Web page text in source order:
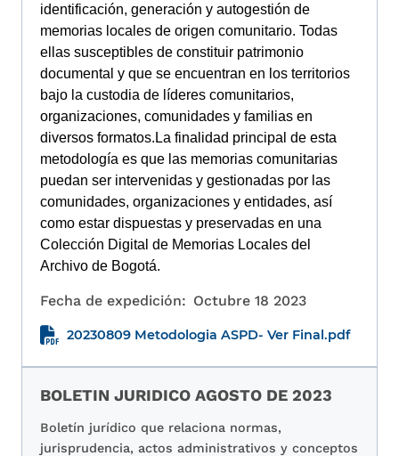
identificación, generación y autogestión de
memorias locales de origen comunitario. Todas
ellas susceptibles de constituir patrimonio
documental y que se encuentran en los territorios
bajo la custodia de líderes comunitarios,
organizaciones, comunidades y familias en
diversos formatos.La finalidad principal de esta
metodología es que las memorias comunitarias
puedan ser intervenidas y gestionadas por las
comunidades, organizaciones y entidades, así
como estar dispuestas y preservadas en una
Colección Digital de Memorias Locales del
Archivo de Bogotá.
Fecha de expedición: Octubre 18 2023
20230809 Metodologia ASPD- Ver Final.pdf
BOLETIN JURIDICO AGOSTO DE 2023
Boletín jurídico que relaciona normas,
jurisprudencia, actos administrativos y conceptos